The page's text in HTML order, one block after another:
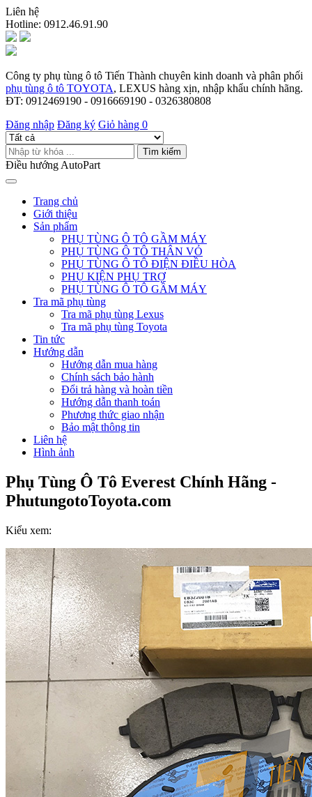
Liên hệ
Hotline: 0912.46.91.90
Công ty phụ tùng ô tô Tiến Thành chuyên kinh doanh và phân phối
phụ tùng ô tô TOYOTA, LEXUS hàng xịn, nhập khẩu chính hãng.
ĐT: 0912469190 - 0916669190 - 0326380808
Đăng nhập Đăng ký Giỏ hàng 0
Tìm kiếm
Điều hướng AutoPart
Trang chủ
Giới thiệu
Sản phẩm
PHỤ TÙNG Ô TÔ GẦM MÁY
PHỤ TÙNG Ô TÔ THÂN VỎ
PHỤ TÙNG Ô TÔ ĐIỆN ĐIỀU HÒA
PHỤ KIỆN PHỤ TRỢ
PHỤ TÙNG Ô TÔ GẦM MÁY
Tra mã phụ tùng
Tra mã phụ tùng Lexus
Tra mã phụ tùng Toyota
Tin tức
Hướng dẫn
Hướng dẫn mua hàng
Chính sách bảo hành
Đổi trả hàng và hoàn tiền
Hướng dẫn thanh toán
Phương thức giao nhận
Bảo mật thông tin
Liên hệ
Hình ảnh
Phụ Tùng Ô Tô Everest Chính Hãng -
PhutungotoToyota.com
Kiểu xem: